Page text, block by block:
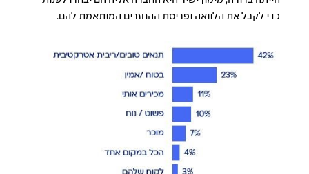
כדי לקבל את הלוואה ופריסת ההחזרים המותאמת להם.